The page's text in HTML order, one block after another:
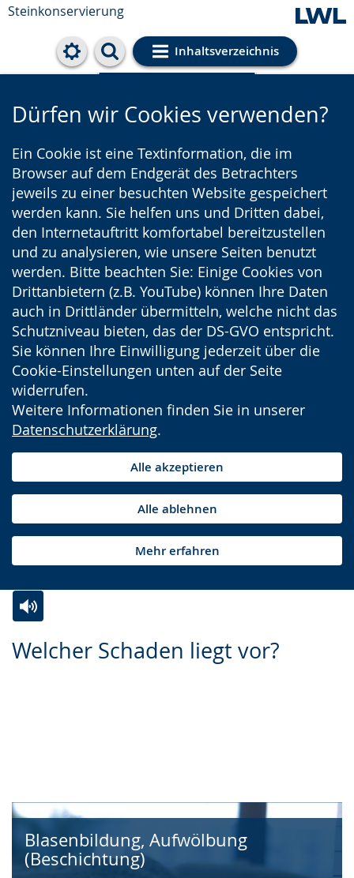
Steinkonservierung
Inhaltsverzeichnis
Cookie-Einstellungen
Dürfen wir Cookies verwenden?
Ein Cookie ist eine Textinformation, die im
Browser auf dem Endgerät des Betrachters
jeweils zu einer besuchten Website gespeichert
werden kann. Sie helfen uns und Dritten dabei,
den Internetauftritt komfortabel bereitzustellen
und zu analysieren, wie unsere Seiten benutzt
werden. Bitte beachten Sie: Einige Cookies von
Drittanbietern (z.B. YouTube) können Ihre Daten
auch in Drittländer übermitteln, welche nicht das
Schutzniveau bieten, das der DS-GVO entspricht.
Sie können Ihre Einwilligung jederzeit über die
Cookie-Einstellungen unten auf der Seite
widerrufen.
Weitere Informationen finden Sie in unserer
Datenschutzerklärung.
Alle akzeptieren
Alle ablehnen
Mehr erfahren
Welcher Schaden liegt vor?
Leichten
Audio-
Video
Risse
Ablösen
Schalenbildung
Blasenbildung, Aufwölbung
(Beschichtung)